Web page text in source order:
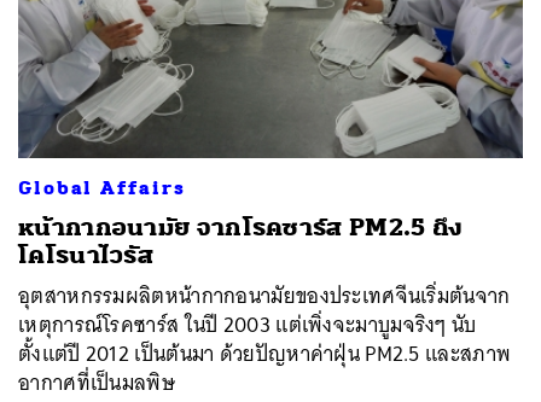
Global Affairs
หน้ากากอนามัย จากโรคซาร์ส PM2.5 ถึง
โคโรนาไวรัส
อุตสาหกรรมผลิตหน้ากากอนามัยของประเทศจีนเริ่มต้นจาก
เหตุการณ์โรคซาร์ส ในปี 2003 แต่เพิ่งจะมาบูมจริงๆ นับ
ตั้งแต่ปี 2012 เป็นต้นมา ด้วยปัญหาค่าฝุ่น PM2.5 และสภาพ
อากาศที่เป็นมลพิษ